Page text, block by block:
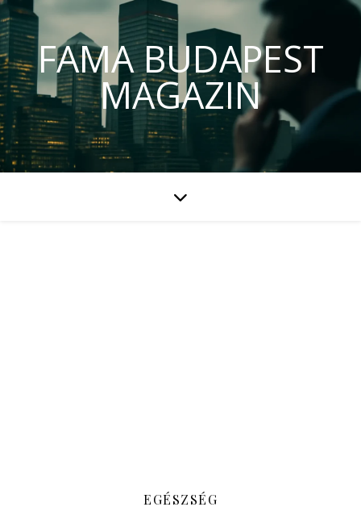
FAMA BUDAPEST
MAGAZIN
EGÉSZSÉG